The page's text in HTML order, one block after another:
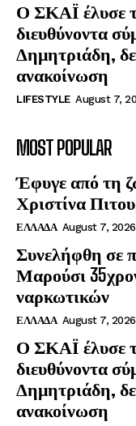
Ο ΣΚΑΪ έλυσε
διευθύνοντα
Δημητριάδη,
ανακοίνωση
LIFESTYLE August 7,
MOST POPULAR
Έφυγε από τη
Χριστίνα
ΕΛΛΑΔΑ August 7, 2026
Συνελήφθη σε
Μαρούσι
ναρκωτικών
ΕΛΛΑΔΑ August 7, 2026
Ο ΣΚΑΪ έλυσε
διευθύνοντα
Δημητριάδη,
ανακοίνωση